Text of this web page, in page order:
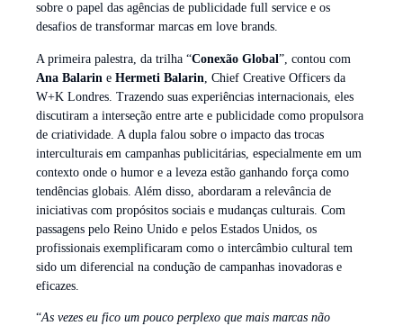
sobre o papel das agências de publicidade full service e os
desafios de transformar marcas em love brands.
A primeira palestra, da trilha “Conexão Global”, contou com
Ana Balarin e Hermeti Balarin , Chief Creative Officers da
W+K Londres. Trazendo suas experiências internacionais, eles
discutiram a interseção entre arte e publicidade como propulsora
de criatividade. A dupla falou sobre o impacto das trocas
interculturais em campanhas publicitárias, especialmente em um
contexto onde o humor e a leveza estão ganhando força como
tendências globais. Além disso, abordaram a relevância de
iniciativas com propósitos sociais e mudanças culturais. Com
passagens pelo Reino Unido e pelos Estados Unidos, os
profissionais exemplificaram como o intercâmbio cultural tem
sido um diferencial na condução de campanhas inovadoras e
eficazes.
“As vezes eu fico um pouco perplexo que mais marcas não